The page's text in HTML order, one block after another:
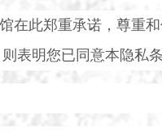
在此郑重承诺，尊重
表明您已同意本隐私条